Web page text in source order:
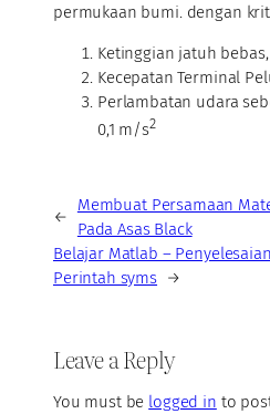
permukaan bumi. dengan
Ketinggian jatuh
Kecepatan Terminal
Perlambatan udara
0,1 m/s2
←
Membuat Persamaan
Pada Asas Black
Belajar Matlab –
Perintah syms →
Leave a Reply
You must be logged in to